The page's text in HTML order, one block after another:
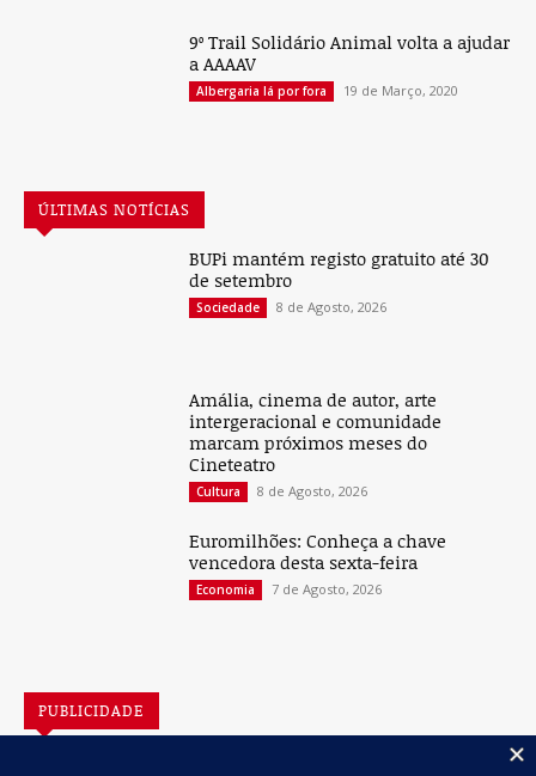
9º Trail Solidário Animal volta a ajudar
a AAAAV
Albergaria lá por fora 19 de Março, 2020
ÚLTIMAS NOTÍCIAS
BUPi mantém registo gratuito até 30
de setembro
Sociedade 8 de Agosto, 2026
Amália, cinema de autor, arte
intergeracional e comunidade
marcam próximos meses do
Cineteatro
Cultura 8 de Agosto, 2026
Euromilhões: Conheça a chave
vencedora desta sexta-feira
Economia 7 de Agosto, 2026
PUBLICIDADE